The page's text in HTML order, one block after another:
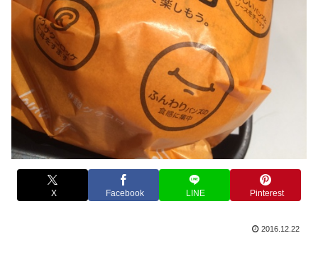
X Facebook LINE Pinterest
2016.12.22